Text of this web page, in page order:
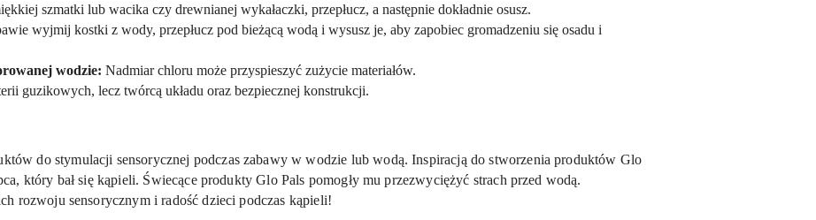
szmatki lub wacika czy drewnianej wykałaczki, przepłucz, a następnie dokładnie osusz.
wyjmij kostki z wody, przepłucz pod bieżącą wodą i wysusz je, aby zapobiec gromadzeniu się osadu i
wodzie: Nadmiar chloru może przyspieszyć zużycie materiałów.
guzikowych, lecz twórcą układu oraz bezpiecznej konstrukcji.
do stymulacji sensorycznej podczas zabawy w wodzie lub wodą. Inspiracją do stworzenia produktów Glo
który bał się kąpieli. Świecące produkty Glo Pals pomogły mu przezwyciężyć strach przed wodą.
rozwoju sensorycznym i radość dzieci podczas kąpieli!